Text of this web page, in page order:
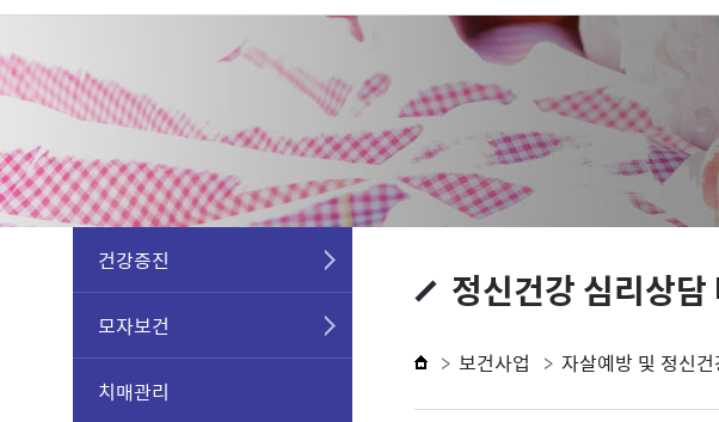
건강증진
모자보건
치매관리
정신건강 심리상
보건사업 자살예방 및 정신